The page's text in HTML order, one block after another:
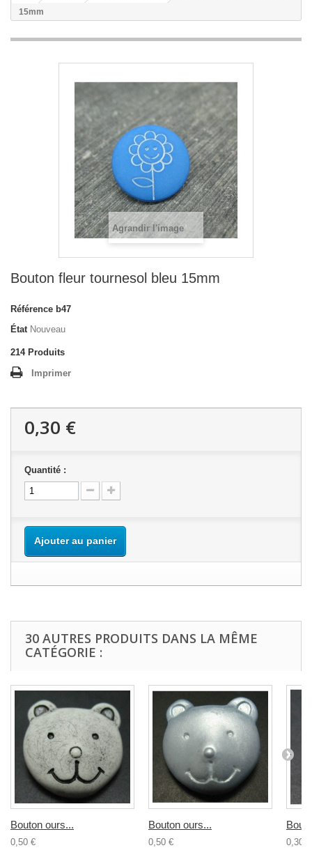
15mm
Agrandir l'image
Bouton fleur tournesol bleu 15mm
Référence b47
État Nouveau
214 Produits
Imprimer
0,30 €
Quantité :
Ajouter au panier
30 AUTRES PRODUITS DANS LA MÊME
CATÉGORIE :
Bouton ours...
0,50 €
Bouton ours...
0,50 € 0,30 €